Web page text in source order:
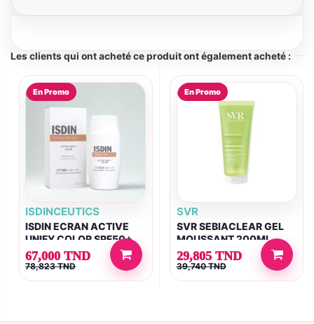
Les clients qui ont acheté ce produit ont également acheté :
En Promo
ISDINCEUTICS
ISDIN ECRAN ACTIVE
UNIFY COLOR SPF50+
50 ML
67,000 TND
78,823 TND
En Promo
SVR
SVR SEBIACLEAR GEL
MOUSSANT 200ML
29,805 TND
39,740 TND